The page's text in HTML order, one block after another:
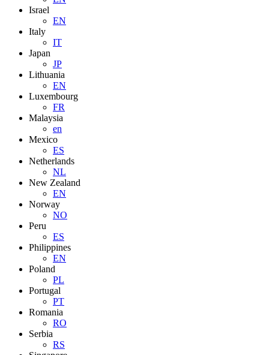
Israel
EN
Italy
IT
Japan
JP
Lithuania
EN
Luxembourg
FR
Malaysia
en
Mexico
ES
Netherlands
NL
New Zealand
EN
Norway
NO
Peru
ES
Philippines
EN
Poland
PL
Portugal
PT
Romania
RO
Serbia
RS